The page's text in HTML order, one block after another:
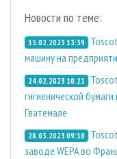
Новости по теме:
15.02.2023 13:39
машину на
24.02.2023 10:21
гигиенической
Гватемале
28.03.2023 09:18
заводе WEPA во